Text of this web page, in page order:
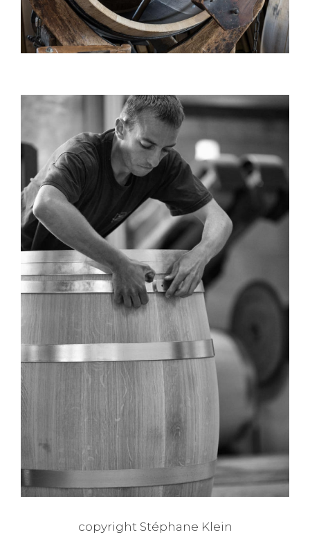
copyright Stéphane Klein